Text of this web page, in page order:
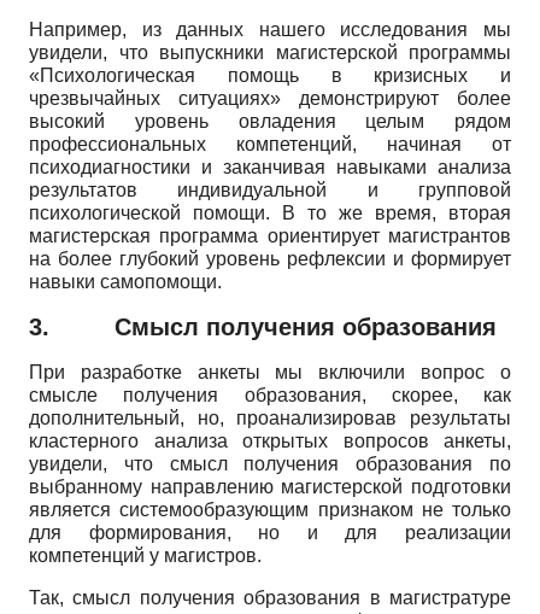
Например, из данных нашего исследования мы
увидели, что выпускники магистерской программы
«Психологическая помощь в кризисных и
чрезвычайных ситуациях» демонстрируют более
высокий уровень овладения целым рядом
профессиональных компетенций, начиная от
психодиагностики и заканчивая навыками анализа
результатов индивидуальной и групповой
психологической помощи. В то же время, вторая
магистерская программа ориентирует магистрантов
на более глубокий уровень рефлексии и формирует
навыки самопомощи.
3. Смысл получения образования
При разработке анкеты мы включили вопрос о
смысле получения образования, скорее, как
дополнительный, но, проанализировав результаты
кластерного анализа открытых вопросов анкеты,
увидели, что смысл получения образования по
выбранному направлению магистерской подготовки
является системообразующим признаком не только
для формирования, но и для реализации
компетенций у магистров.
Так, смысл получения образования в магистратуре